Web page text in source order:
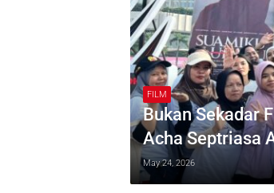
FILM
Bukan Sekadar
Acha Septriasa
KDRT
May 24, 2026